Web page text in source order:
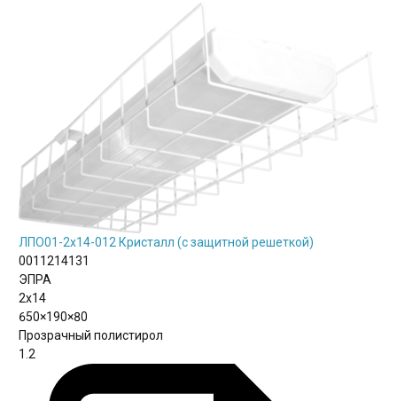
ЛПО01-2х14-012 Кристалл (с защитной решеткой)
0011214131
ЭПРА
2х14
650×190×80
Прозрачный полистирол
1.2